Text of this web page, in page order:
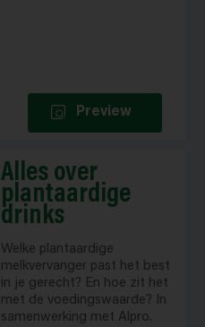
Preview
Alles over
plantaardige
drinks
Welke plantaardige
melkvervanger past het best
in je gerecht? En hoe zit het
met de voedingswaarde? In
samenwerking met Alpro.